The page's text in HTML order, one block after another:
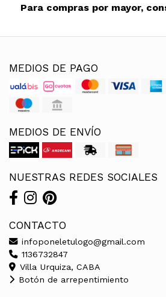
Para compras por mayor,
MEDIOS DE PAGO
MEDIOS DE ENVÍO
NUESTRAS REDES SOCIALES
CONTACTO
infoponeletulogo@gmail.com
1136732847
Villa Urquiza, CABA
Botón de arrepentimiento